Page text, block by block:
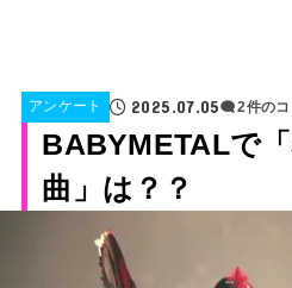
アンケート 2025.07.05 2件のコ
BABYMETALで
曲」は？？